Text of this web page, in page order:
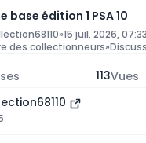
base édition 1 PSA 10
»15 juil. 2026, 07:33
des collectionneurs»
113Vues